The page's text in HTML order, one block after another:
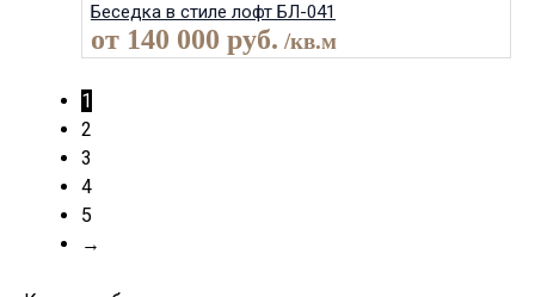
Беседка в стиле лофт БЛ-041
от 140 000 руб. /кв.м
1
2
3
4
5
→